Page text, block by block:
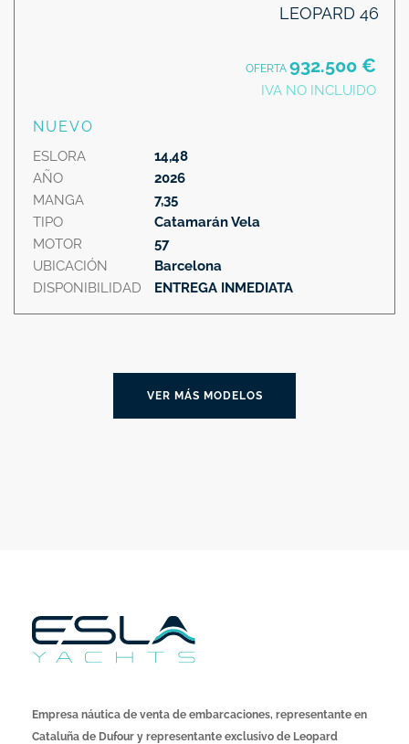
LEOPARD 46
OFERTA 932.500 €
IVA NO INCLUIDO
NUEVO
ESLORA
AÑO
MANGA
TIPO
MOTOR
UBICACIÓN
DISPONIBILIDAD
14,48
2026
7,35
Catamarán Vela
57
Barcelona
ENTREGA INMEDIATA
VER MÁS MODELOS
Empresa náutica de venta de embarcaciones, representante en
Cataluña de Dufour y representante exclusivo de Leopard